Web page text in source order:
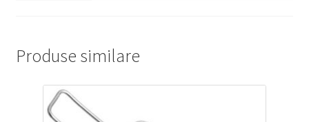
Produse similare